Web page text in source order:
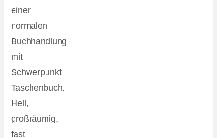
einer
normalen
Buchhandlung
mit
Schwerpunkt
Taschenbuch.
Hell,
großräumig,
fast